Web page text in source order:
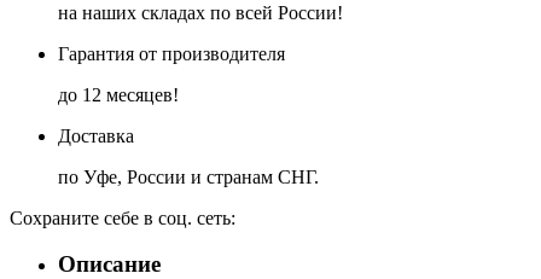
на наших складах по всей России!
Гарантия от производителя
до 12 месяцев!
Доставка
по Уфе, России и странам СНГ.
Сохраните себе в соц. сеть:
Описание